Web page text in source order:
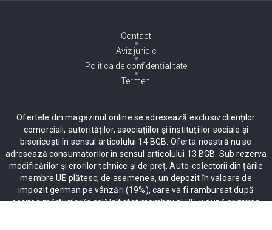
Contact
Aviz juridic
Politica de confidențialitate
Termeni
Ofertele din magazinul online se adresează exclusiv clienților
comerciali, autorităților, asociațiilor și instituțiilor sociale și
bisericești în sensul articolului 14 BGB. Oferta noastră nu se
adresează consumatorilor în sensul articolului 13 BGB. Sub rezerva
modificărilor și erorilor tehnice și de preț. Auto-colectorii din țările
membre UE plătesc, de asemenea, un depozit în valoare de
impozit german pe vânzări (19%), care va fi rambursat după
sosirea mărfurilor în celălalt stat membru al UE și după primirea